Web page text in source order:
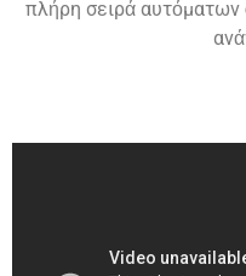
πλήρη σειρά αυτόματων